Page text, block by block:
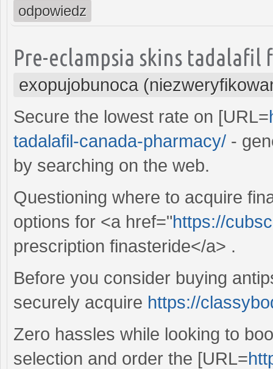
odpowiedz
Pre-eclampsia skins
exopujobunoca
Secure the lowest rate on [URL=
tadalafil-canada-pharmacy/ -
by searching on the web.
Questioning where to acquire
options for <a href="https://
prescription finasteride</a> .
Before you consider buying
securely acquire https://
Zero hassles while looking to
selection and order the [URL=